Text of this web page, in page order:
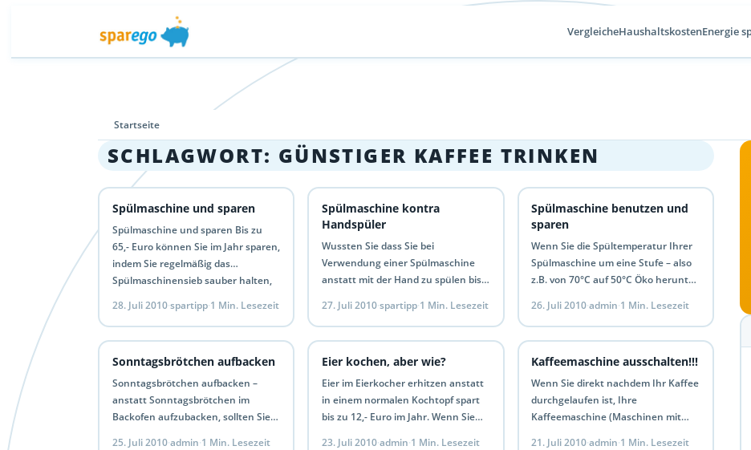
VergleicheHaushaltskostenEnergie
Startseite
SCHLAGWORT: GÜNSTIGER KAFFEE TRINKEN
Spülmaschine und sparen
Spülmaschine und sparen Bis zu
65,- Euro können Sie im Jahr sparen,
indem Sie regelmäßig das
Spülmaschinensieb sauber halten,
28. Juli 2010·spartipp·1 Min. Lesezeit
Spülmaschine kontra
Handspüler
Wussten Sie dass Sie bei
Verwendung einer Spülmaschine
anstatt mit der Hand zu spülen bis
50% an Stromkosten…
27. Juli 2010·spartipp·1 Min. Lesezeit
Spülmaschine benutzen und
sparen
Wenn Sie die Spültemperatur Ihrer
Spülmaschine um eine Stufe – also
z.B. von 70°C auf 50°C Öko herunter
26. Juli 2010·admin·1 Min. Lesezeit
Sonntagsbrötchen aufbacken
Sonntagsbrötchen aufbacken –
anstatt Sonntagsbrötchen im
Backofen aufzubacken, sollten Sie
25. Juli 2010·admin·1 Min. Lesezeit
Eier kochen, aber wie?
Eier im Eierkocher erhitzen anstatt
in einem normalen Kochtopf spart
bis zu 12,- Euro im Jahr. Wenn Sie
23. Juli 2010·admin·1 Min. Lesezeit
Kaffeemaschine ausschalten!!!
Wenn Sie direkt nachdem Ihr Kaffee
durchgelaufen ist, Ihre
Kaffeemaschine (Maschinen mit
21. Juli 2010·admin·1 Min. Lesezeit